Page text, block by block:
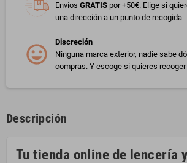
Envíos GRATIS por +50€. Elige si
una dirección a un punto de recogida
Discreción
Ninguna marca exterior, nadie sabe
compras. Y escoge si quieres
Descripción
Tu tienda online de lencería